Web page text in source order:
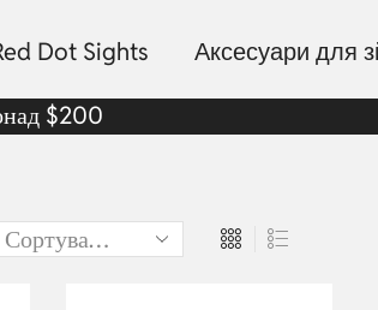
Dot Sights Аксесуари для
$200